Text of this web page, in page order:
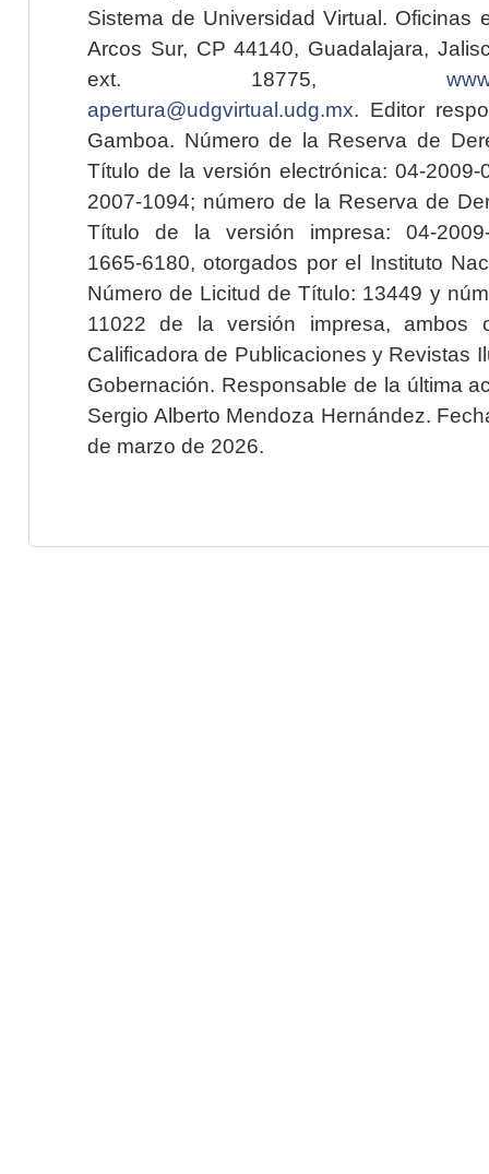
Sistema de Universidad Virtual. Oficinas
Arcos Sur, CP 44140, Guadalajara,
ext. 18775,
apertura@udgvirtual.udg.mx. Editor
Gamboa. Número de la Reserva de
Título de la versión electrónica: 04-2009-
2007-1094; número de la Reserva de
Título de la versión impresa: 04-2009-
1665-6180, otorgados por el Instituto
Número de Licitud de Título: 13449 y
11022 de la versión impresa, ambos
Calificadora de Publicaciones y Revistas
Gobernación. Responsable de la última
Sergio Alberto Mendoza Hernández.
de marzo de 2026.